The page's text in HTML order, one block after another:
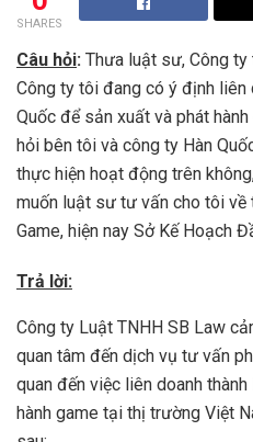
SHARES
Câu hỏi: Thưa luật sư, Công ty
Công ty tôi đang có ý định
Quốc để sản xuất và phát
hỏi bên tôi và công ty Hàn
thực hiện hoạt động trên
muốn luật sư tư vấn cho tôi về
Game, hiện nay Sở Kế Hoạch
Trả lời:
Công ty Luật TNHH SB Law
quan tâm đến dịch vụ tư vấn
quan đến việc liên doanh
hành game tại thị trường Việt